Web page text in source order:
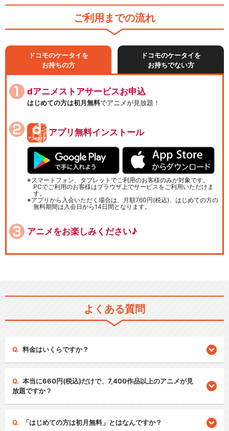
ご利用までの流れ
ドコモのケータイを
お持ちの方
ドコモのケータイを
お持ちでない方
dアニメストアサービスお申込
はじめての方は初月無料でアニメが見放題！
アプリ無料インストール
スマートフォン、タブレットでご利用のお客様のみが対象です。
PCでご利用のお客様はブラウザ上でサービスをご利用いただけま
す。
アプリから入会いただく場合は、月額760円(税込)、はじめての方の
無料期間は入会日から14日間となります。
アニメをお楽しみください♪
よくある質問
料金はいくらですか？
本当に660円(税込)だけで、7,400作品以上のアニメが見
放題ですか？
「はじめての方は初月無料」とはなんですか？